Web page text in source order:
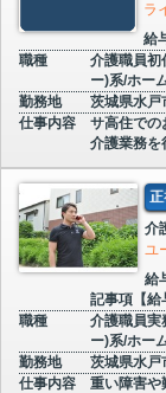
ラ
給
職種
介護職員初
ー)系/ホー
勤務地
茨城県水戸
仕事内容
サ高住での
介護業務を
介
ユ
給
記事項【給
職種
介護職員実
ー)系/ホー
勤務地
茨城県水戸
仕事内容
重い障害や